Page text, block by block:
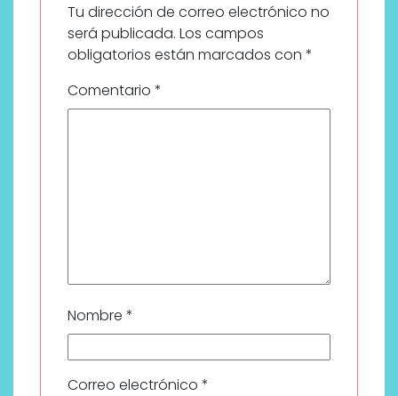
Tu dirección de correo electrónico no
será publicada. Los campos
obligatorios están marcados con *
Comentario *
Nombre *
Correo electrónico *